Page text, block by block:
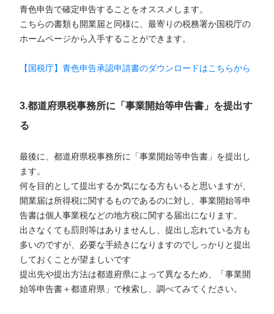
青色申告で確定申告することをオススメします。
こちらの書類も開業届と同様に、最寄りの税務署か国税庁の
ホームページから入手することができます。
【国税庁】青色申告承認申請書のダウンロードはこちらから
3.都道府県税事務所に「事業開始等申告書」を提出す
る
最後に、都道府県税事務所に「事業開始等申告書」を提出し
ます。
何を目的として提出するか気になる方もいると思いますが、
開業届は所得税に関するものであるのに対し、事業開始等申
告書は個人事業税などの地方税に関する届出になります。
出さなくても罰則等はありませんし、提出し忘れている方も
多いのですが、必要な手続きになりますのでしっかりと提出
しておくことが望ましいです
提出先や提出方法は都道府県によって異なるため、「事業開
始等申告書＋都道府県」で検索し、調べてみてください。